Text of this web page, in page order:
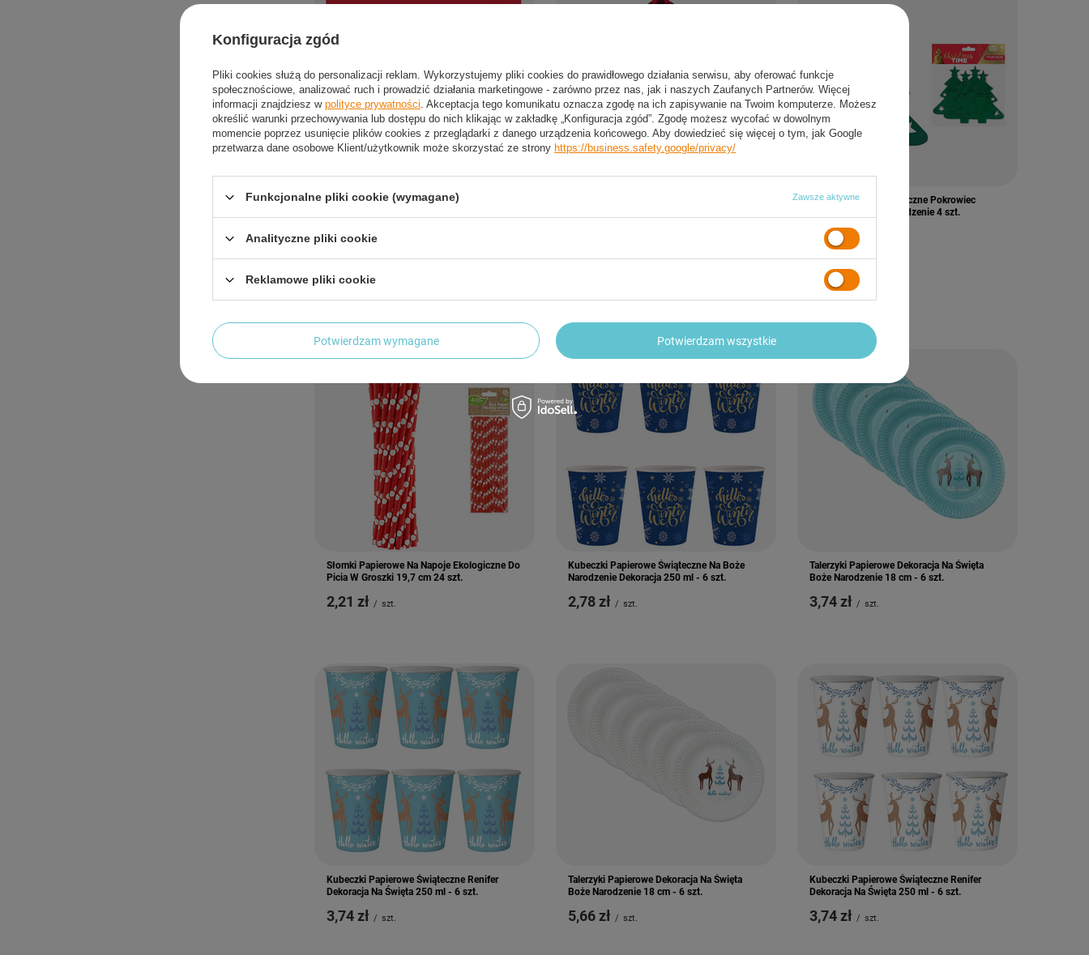
Serwetki Świąteczne Na Boże Narodzenie Na
4,32 zł /
5,90 zł -26%
Etui Na Sztućce Świąteczne Pokrowiec
Choinka Na Boże Narodzenie 4 szt.
6,24 zł /
Słomki Papierowe Na Napoje Ekologiczne Do
Picia W Groszki 19,7 cm 24 szt.
2,21 zł / szt.
Kubeczki Papierowe Świąteczne Na Boże
Narodzenie Dekoracja 250 ml - 6 szt.
2,78 zł / szt.
Talerzyki Papierowe Dekoracja Na Święta
Boże Narodzenie 18 cm - 6 szt.
3,74 zł / szt.
Kubeczki Papierowe Świąteczne Renifer
Dekoracja Na Święta 250 ml - 6 szt.
3,74 zł / szt.
Talerzyki Papierowe Dekoracja Na Święta
Boże Narodzenie 18 cm - 6 szt.
5,66 zł / szt.
Kubeczki Papierowe Świąteczne Renifer
Dekoracja Na Święta 250 ml - 6 szt.
3,74 zł / szt.
Konfiguracja zgód
Pliki cookies służą do personalizacji reklam. Wykorzystujemy pliki cookies do prawidłowego działania serwisu, aby oferować funkcje
społecznościowe, analizować ruch i prowadzić działania marketingowe - zarówno przez nas, jak i naszych Zaufanych Partnerów. Więcej
informacji znajdziesz w polityce prywatności. Akceptacja tego komunikatu oznacza zgodę na ich zapisywanie na Twoim komputerze. Możesz
określić warunki przechowywania lub dostępu do nich klikając w zakładkę „Konfiguracja zgód”. Zgodę możesz wycofać w dowolnym
momencie poprzez usunięcie plików cookies z przeglądarki z danego urządzenia końcowego. Aby dowiedzieć się więcej o tym, jak Google
przetwarza dane osobowe Klient/użytkownik może skorzystać ze strony https://business.safety.google/privacy/
Funkcjonalne pliki cookie (wymagane) Zawsze aktywne
Analityczne pliki cookie
Reklamowe pliki cookie
Potwierdzam wymagane Potwierdzam wszystkie